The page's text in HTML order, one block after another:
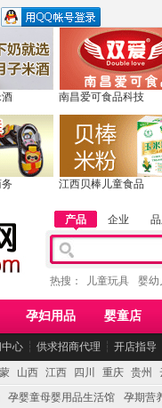
南昌爱可食品科技
江西贝棒儿童食品
产品 企业
热搜： 儿童玩具 婴幼
孕妇用品 婴童店
中心 ┆ 供求招商代理 ┆ 开店指导
山西 江西 四川 重庆 贵州
孕婴童母婴用品生活馆 孕期营